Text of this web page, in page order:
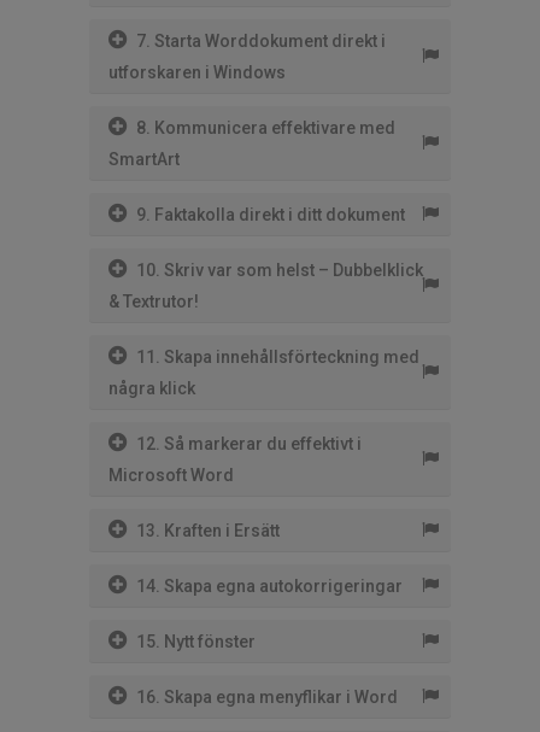
7. Starta Worddokument direkt i
utforskaren i Windows
8. Kommunicera effektivare med
SmartArt
9. Faktakolla direkt i ditt dokument
10. Skriv var som helst – Dubbelklick
& Textrutor!
11. Skapa innehållsförteckning med
några klick
12. Så markerar du effektivt i
Microsoft Word
13. Kraften i Ersätt
14. Skapa egna autokorrigeringar
15. Nytt fönster
16. Skapa egna menyflikar i Word